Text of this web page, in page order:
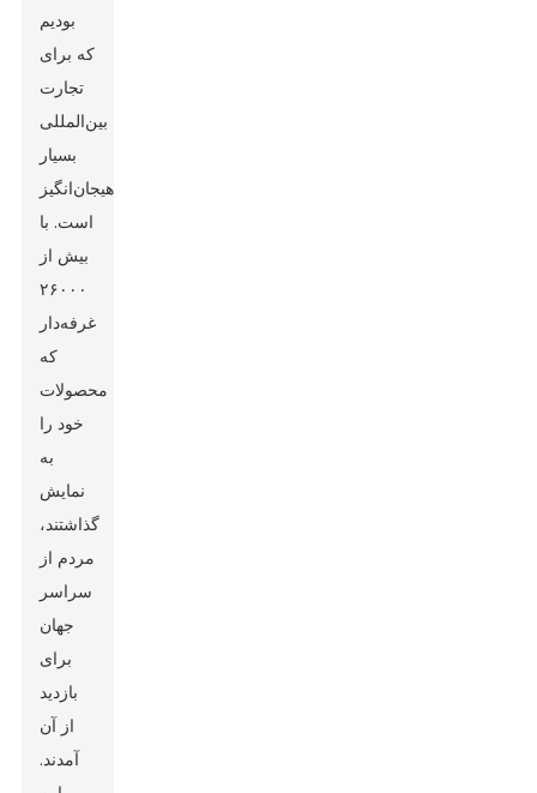
بودیم
که برای
تجارت
بین‌المللی
بسیار
هیجان‌انگیز
است. با
بیش از
۲۶۰۰۰
غرفه‌دار
که
محصولات
خود را
به
نمایش
گذاشتند،
مردم از
سراسر
جهان
برای
بازدید
از آن
آمدند.